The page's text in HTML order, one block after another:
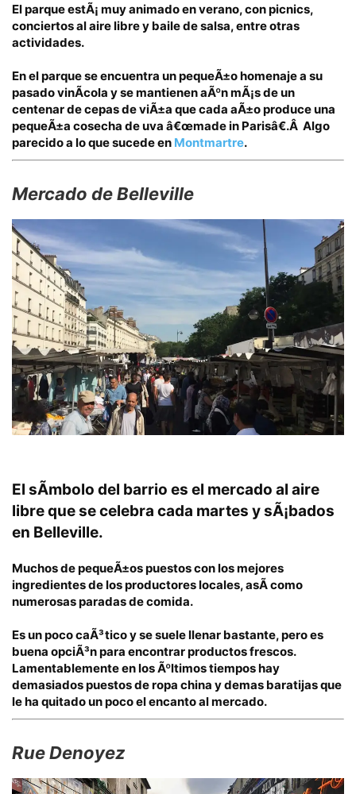
El parque estÃ¡ muy animado en verano, con picnics,
conciertos al aire libre y baile de salsa, entre otras
actividades.
En el parque se encuentra un pequeÃ±o homenaje a su
pasado vinÃ­cola y se mantienen aÃºn mÃ¡s de un
centenar de cepas de viÃ±a que cada aÃ±o produce una
pequeÃ±a cosecha de uva â€œmade in Parisâ€.Â Algo
parecido a lo que sucede en Montmartre.
Mercado de Belleville
El sÃ­mbolo del barrio es el mercado al aire
libreque se celebra cada martes y sÃ¡bados
en Belleville.
Muchos de pequeÃ±os puestos con los mejores
ingredientes de los productores locales, asÃ­ como
numerosas paradas de comida.
Es un poco caÃ³tico y se suele llenar bastante, pero es
buena opciÃ³n para encontrar productos frescos.
Lamentablemente en los Ãºltimos tiempos hay
demasiados puestos de ropa china y demas baratijas que
le ha quitado un poco el encanto al mercado.
Rue Denoyez